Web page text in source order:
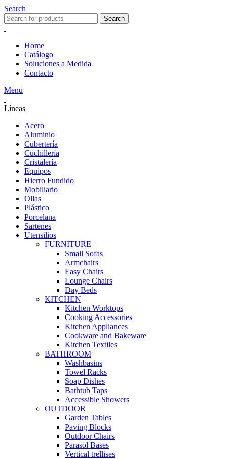
Search
Search
Home
Catálogo
Soluciones a Medida
Contacto
Menu
Líneas
Acero
Aluminio
Cubertería
Cuchillería
Cristalería
Equipos
Hierro Fundido
Mobiliario
Ollas
Plástico
Porcelana
Sartenes
Utensilios
FURNITURE
Small Sofas
Armchairs
Easy Chairs
Lounge Chairs
Day Beds
KITCHEN
Kitchen Worktops
Cooking Accessories
Kitchen Appliances
Cookware and Bakeware
Kitchen Textiles
BATHROOM
Washbasins
Towel Racks
Soap Dishes
Bathtub Taps
Accessible Showers
OUTDOOR
Garden Tables
Paving Blocks
Outdoor Chairs
Parasol Bases
Vertical trellises